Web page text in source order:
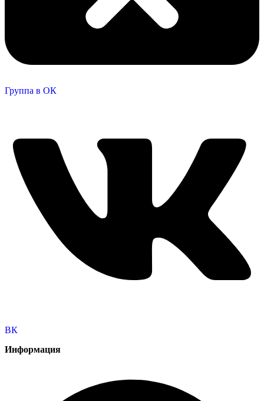
Группа в ОК
ВК
Информация